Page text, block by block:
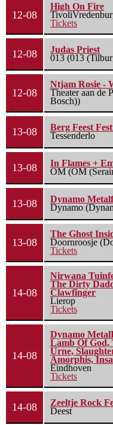
12-08
High On Fire
Tickets
12-08
Judas Priest
013 (013
12-08
Ntjam Rosie -
Theater aan de
Bosch))
13-08
Berg Feest
Tessenderlo
13-08
In Flames +
OM (OM
13-08
Dynamo
Dynamo
13-08
The Ghost
Doornroosje
Tickets
14-08
Nirwana
The Dirty
Clawfinger
Lierop
Tickets
14-08
Dynamo
Lamb Of God,
Urne,
Amorphis,
Eindhoven
Tickets
14-08
Zeeltje Rock
Deest